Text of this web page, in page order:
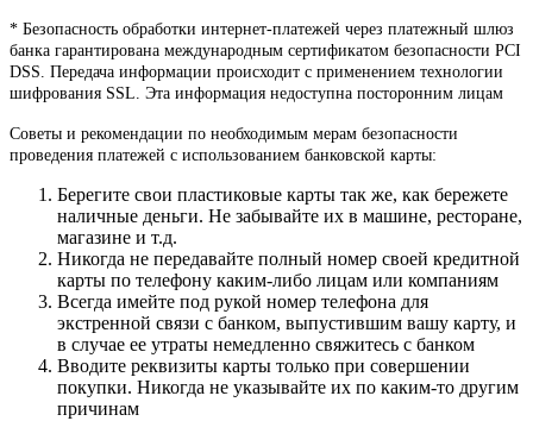
* Безопасность обработки интернет-платежей через платежный шлюз
банка гарантирована международным сертификатом безопасности PCI
DSS. Передача информации происходит с применением технологии
шифрования SSL. Эта информация недоступна посторонним лицам
Советы и рекомендации по необходимым мерам безопасности
проведения платежей с использованием банковской карты:
Берегите свои пластиковые карты так же, как бережете
наличные деньги. Не забывайте их в машине, ресторане,
магазине и т.д.
Никогда не передавайте полный номер своей кредитной
карты по телефону каким-либо лицам или компаниям
Всегда имейте под рукой номер телефона для
экстренной связи с банком, выпустившим вашу карту, и
в случае ее утраты немедленно свяжитесь с банком
Вводите реквизиты карты только при совершении
покупки. Никогда не указывайте их по каким-то другим
причинам